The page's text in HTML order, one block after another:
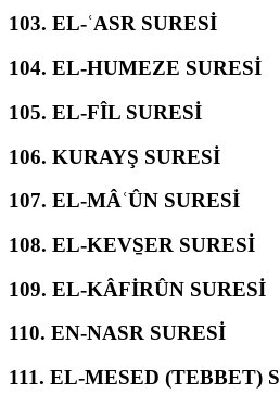
103. EL-ʿASR SURESİ
104. EL-HUMEZE SURESİ
105. EL-FÎL SURESİ
106. KURAYŞ SURESİ
107. EL-MÂʿÛN SURESİ
108. EL-KEVS̱ER SURESİ
109. EL-KÂFİRÛN SURESİ
110. EN-NASR SURESİ
111. EL-MESED (TEBBET)